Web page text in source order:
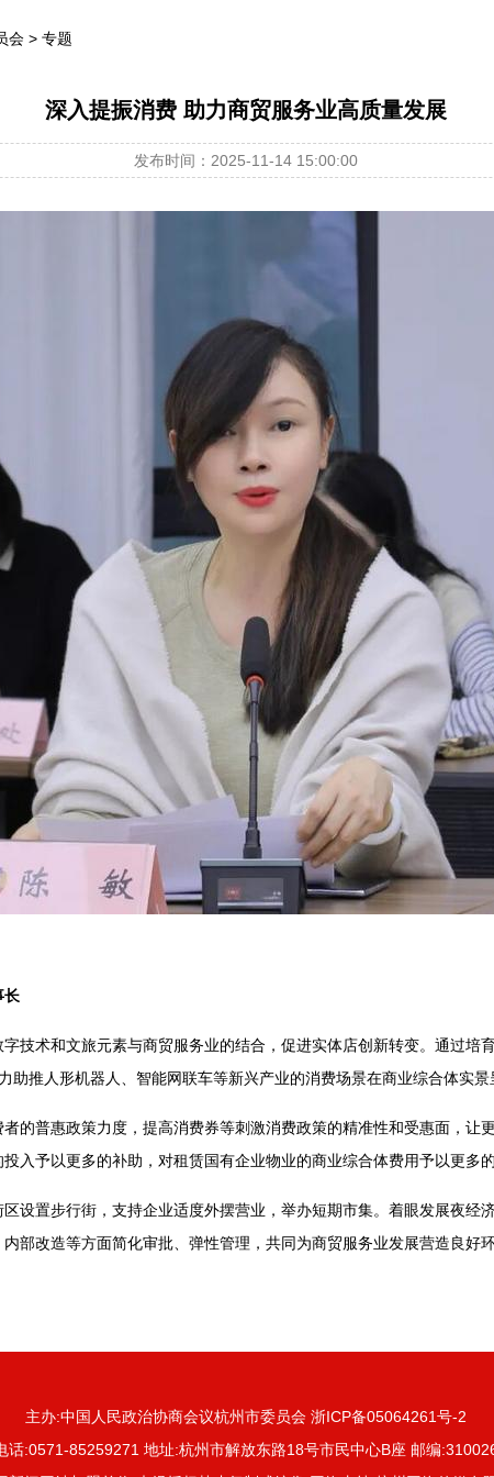
会 > 专题
深入提振消费 助力商贸服务业高质量发展
发布时间：2025-11-14 15:00:00
长
技术和文旅元素与商贸服务业的结合，促进实体店创新转变。通过培
助推人形机器人、智能网联车等新兴产业的消费场景在商业综合体实景
的普惠政策力度，提高消费券等刺激消费政策的精准性和受惠面，让
入予以更多的补助，对租赁国有企业物业的商业综合体费用予以更多
设置步行街，支持企业适度外摆营业，举办短期市集。着眼发展夜经
部改造等方面简化审批、弹性管理，共同为商贸服务业发展营造良好环
主办:中国人民政治协商会议杭州市委员会 浙ICP备05064261号-2
话:0571-85259271 地址:杭州市解放东路18号市民中心B座 邮编